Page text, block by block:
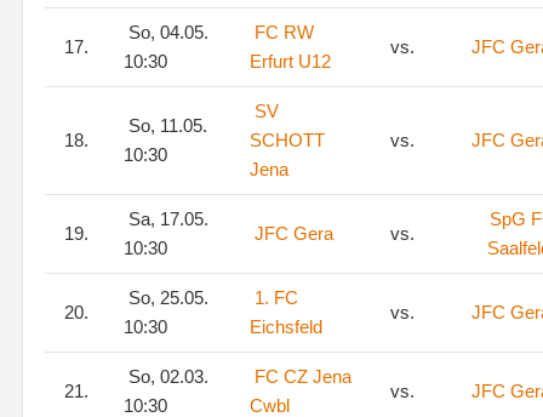
17.
So, 04.05.
10:30
FC RW
Erfurt U12
vs. JFC
18.
So, 11.05.
10:30
SV
SCHOTT
Jena
vs. JFC
19.
Sa, 17.05.
10:30
JFC Gera vs.
SpG
20.
So, 25.05.
10:30
1. FC
Eichsfeld
vs. JFC
21.
So, 02.03.
10:30
FC CZ Jena
Cwbl
vs. JFC